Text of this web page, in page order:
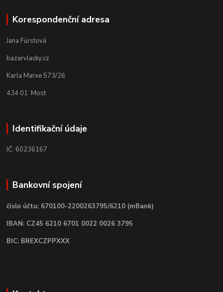
Korespondenční adresa
Jana Fürstová
bazarvlacky.cz
Karla Marxe 573/26
434 01 Most
Identifikační údaje
IČ: 60236167
Bankovní spojení
číslo účtu: 670100-2200263795/6210 (mBank)
IBAN: CZ45 6210 6701 0022 0026 3795
BIC: BREXCZPPXXX